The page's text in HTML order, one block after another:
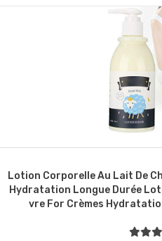
Lotion Corporelle Au Lait De
Hydratation Longue Durée
Vre For Crèmes